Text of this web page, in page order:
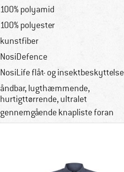
100% polyamid
100% polyester
kunstfiber
NosiDefence
NosiLife flåt- og insektbeskyttelse
åndbar, lugthæmmende,
hurtigttørrende, ultralet
gennemgående knapliste foran